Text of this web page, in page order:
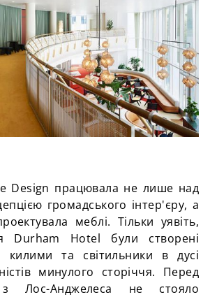
Design працювала не лише над
громадського інтер'єру, а
меблі. Тільки уявіть,
Durham Hotel були створені
килими та світильники в дусі
минулого сторіччя. Перед
з Лос-Анджелеса не стояло